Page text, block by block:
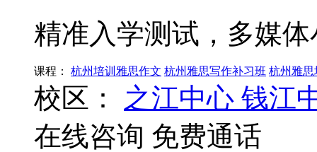
精准入学测试，多媒
课程： 杭州培训雅思作文 杭州雅思写作补习班 杭州雅思
校区： 之江中心 钱江
在线咨询 免费通话